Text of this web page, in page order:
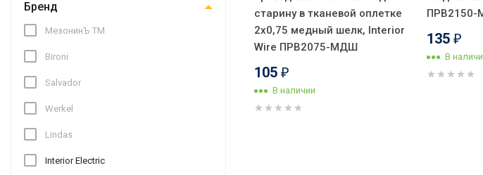
Бренд
МезонинЪ ТМ
Bironi
Salvador
Werkel
Lindas
Interior Electric
старину в тканевой оплетке
2x0,75 медный шелк, Interior
Wire ПРВ2075-МДШ
105 ₽
В наличии
ПРВ2150-
135 ₽
В